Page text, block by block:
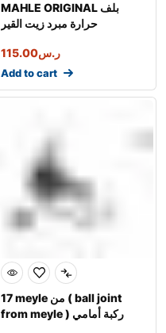
MAHLE ORIGINAL بلف
حرارة مبرد زيت القير
ر.س115.00
Add to cart
17 meyle من ( ball joint
from meyle ) ركبة أمامي